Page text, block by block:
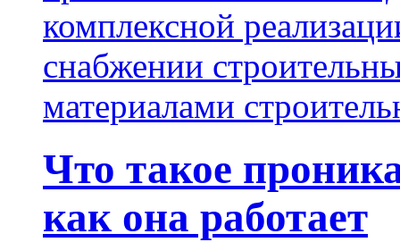
комплексной
снабжении
материалами
Что такое
как она работает